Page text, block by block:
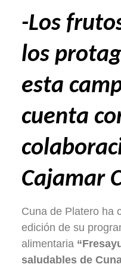
-Los
los
esta
cuenta
Cajamar
Cuna de Platero ha
edición de su
alimentaria
saludables de